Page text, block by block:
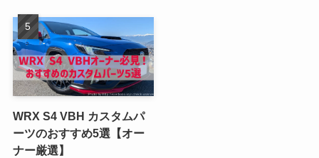
WRX S4 VBH カスタムパ
ーツのおすすめ5選【オー
ナー厳選】